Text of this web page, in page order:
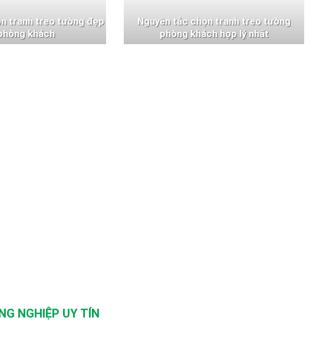
tranh treo tường đẹp
khách
Nguyên tắc chọn tranh treo tường
phòng khách hợp lý nhất
NGHIỆP UY TÍN